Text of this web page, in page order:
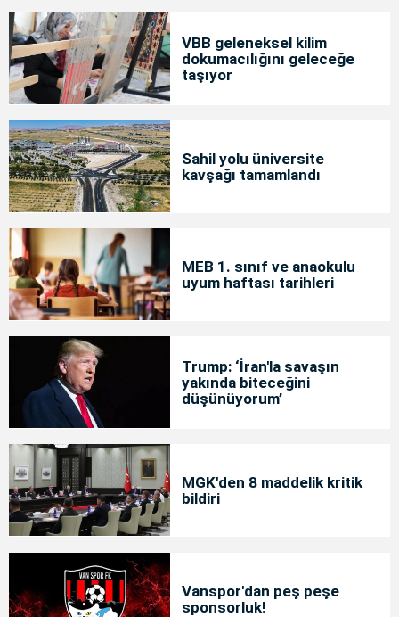
VBB geleneksel kilim
dokumacılığını geleceğe
taşıyor
Sahil yolu üniversite
kavşağı tamamlandı
MEB 1. sınıf ve anaokulu
uyum haftası tarihleri
Trump: ‘İran'la savaşın
yakında biteceğini
düşünüyorum’
MGK'den 8 maddelik kritik
bildiri
Vanspor'dan peş peşe
sponsorluk!